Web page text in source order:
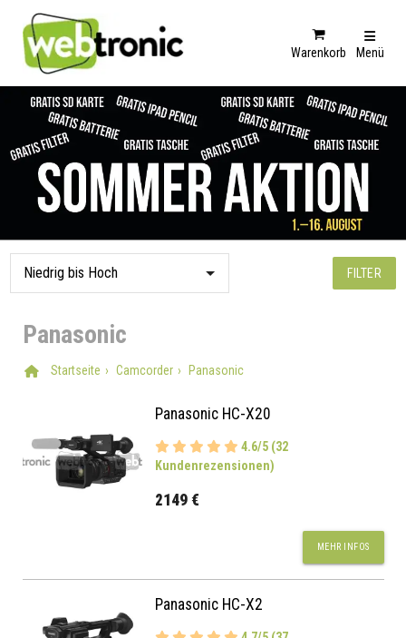
Warenkorb Menü
FILTER
Panasonic
Startseite Camcorder Panasonic
Panasonic HC-X20
4.6/5 (32
Kundenrezensionen)
2149 €
MEHR INFOS
Panasonic HC-X2